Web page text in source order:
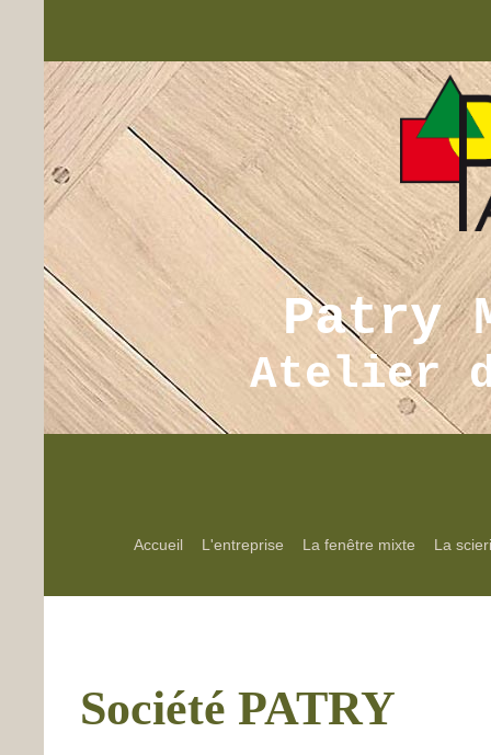
Patry
Atelier
Accueil L'entreprise La fenêtre mixte La
Société PATRY